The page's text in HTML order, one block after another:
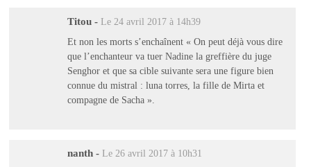
Titou - Le 24 avril 2017 à 14h39
Et non les morts s’enchaînent « On peut déjà vous dire
que l’enchanteur va tuer Nadine la greffière du juge
Senghor et que sa cible suivante sera une figure bien
connue du mistral : luna torres, la fille de Mirta et
compagne de Sacha ».
nanth - Le 26 avril 2017 à 10h31